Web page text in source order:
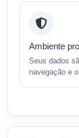
Ambiente
Seus dados
navegação e